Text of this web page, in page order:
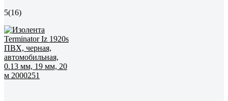
5(16)